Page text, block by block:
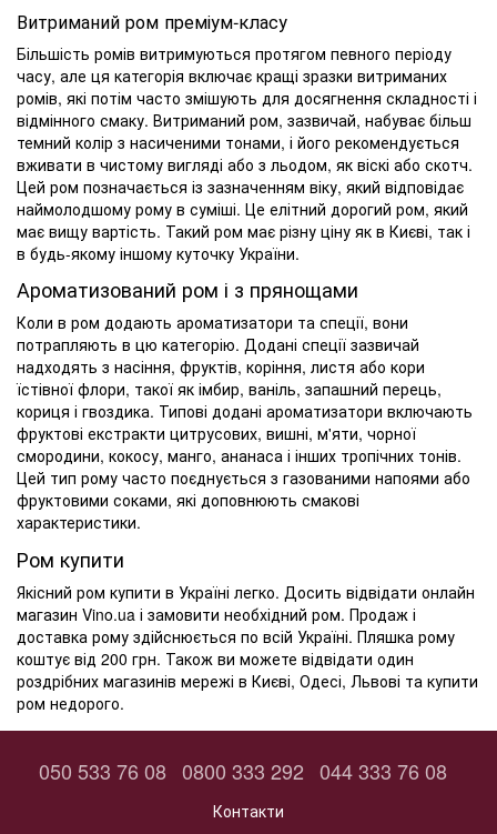
Витриманий ром преміум-класу
Більшість ромів витримуються протягом певного періоду
часу, але ця категорія включає кращі зразки витриманих
ромів, які потім часто змішують для досягнення складності і
відмінного смаку. Витриманий ром, зазвичай, набуває більш
темний колір з насиченими тонами, і його рекомендується
вживати в чистому вигляді або з льодом, як віскі або скотч.
Цей ром позначається із зазначенням віку, який відповідає
наймолодшому рому в суміші. Це елітний дорогий ром, який
має вищу вартість. Такий ром має різну ціну як в Києві, так і
в будь-якому іншому куточку України.
Ароматизований ром і з прянощами
Коли в ром додають ароматизатори та спеції, вони
потрапляють в цю категорію. Додані спеції зазвичай
надходять з насіння, фруктів, коріння, листя або кори
їстівної флори, такої як імбир, ваніль, запашний перець,
кориця і гвоздика. Типові додані ароматизатори включають
фруктові екстракти цитрусових, вишні, м'яти, чорної
смородини, кокосу, манго, ананаса і інших тропічних тонів.
Цей тип рому часто поєднується з газованими напоями або
фруктовими соками, які доповнюють смакові
характеристики.
Ром купити
Якісний ром купити в Україні легко. Досить відвідати онлайн
магазин Vino.ua і замовити необхідний ром. Продаж і
доставка рому здійснюється по всій Україні. Пляшка рому
коштує від 200 грн. Також ви можете відвідати один
роздрібних магазинів мережі в Києві, Одесі, Львові та купити
ром недорого.
050 533 76 08 0800 333 292 044 333 76 08
Контакти